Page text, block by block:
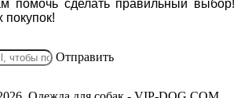
помочь сделать правильный выбор!
Отправить